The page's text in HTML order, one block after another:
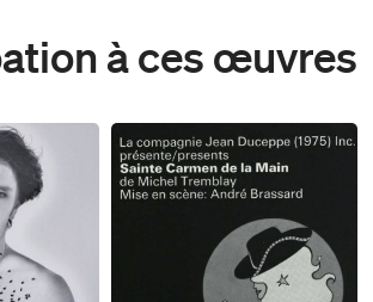
à ces œuvres